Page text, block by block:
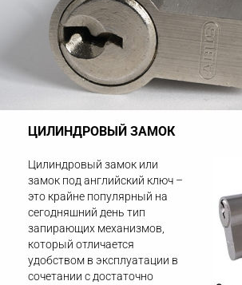
ЦИЛИНДРОВЫЙ ЗАМОК
Цилиндровый замок или
замок под английский ключ –
это крайне популярный на
сегодняшний день тип
запирающих механизмов,
который отличается
удобством в эксплуатации в
сочетании с достаточно